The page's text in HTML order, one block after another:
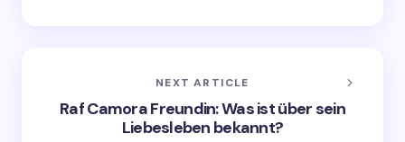
NEXT ARTICLE
Raf Camora Freundin: Was ist über sein
Liebesleben bekannt?